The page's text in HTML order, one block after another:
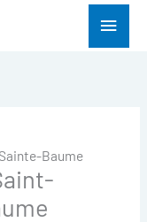
Menu
Baume